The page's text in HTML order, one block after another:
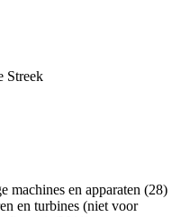
Streek
machines en apparaten (28)
en turbines (niet voor